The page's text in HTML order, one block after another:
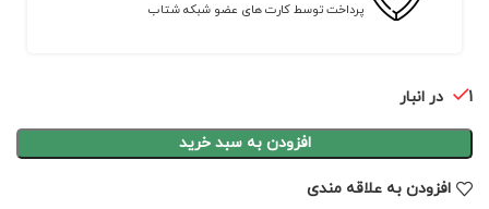
پرداخت توسط کارت های عضو شبکه شتاب
1 در انبار
افزودن به سبد خرید
افزودن به علاقه مندی